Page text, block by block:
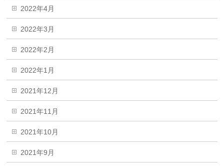
2022年4月
2022年3月
2022年2月
2022年1月
2021年12月
2021年11月
2021年10月
2021年9月